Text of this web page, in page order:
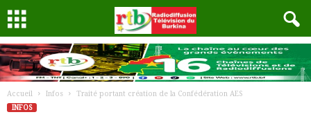
Accueil Infos
Traité portant création de la Confédération AES
INFOS